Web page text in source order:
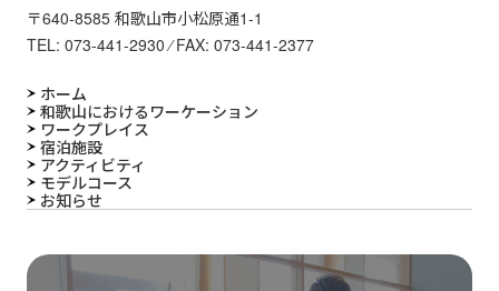
〒640-8585 和歌山市小松原通1-1
TEL: 073-441-2930⁄ FAX: 073-441-2377
ホーム
和歌山におけるワーケーション
ワークプレイス
宿泊施設
アクティビティ
モデルコース
お知らせ